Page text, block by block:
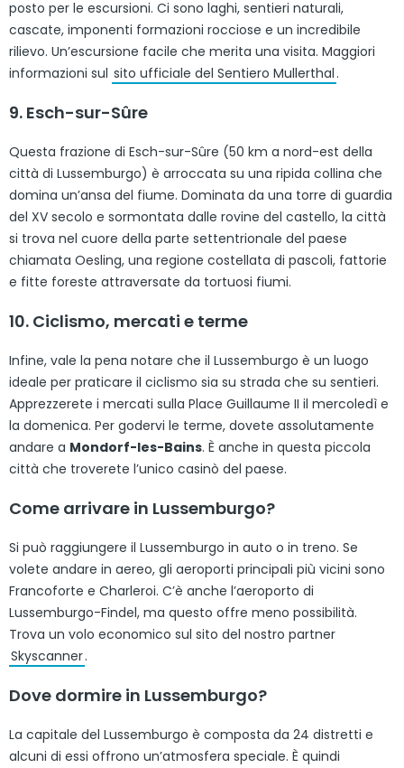
posto per le escursioni. Ci sono laghi, sentieri naturali,
cascate, imponenti formazioni rocciose e un incredibile
rilievo. Un’escursione facile che merita una visita. Maggiori
informazioni sul sito ufficiale del Sentiero Mullerthal .
9. Esch-sur-Sûre
Questa frazione di Esch-sur-Sûre (50 km a nord-est della
città di Lussemburgo) è arroccata su una ripida collina che
domina un’ansa del fiume. Dominata da una torre di guardia
del XV secolo e sormontata dalle rovine del castello, la città
si trova nel cuore della parte settentrionale del paese
chiamata Oesling, una regione costellata di pascoli, fattorie
e fitte foreste attraversate da tortuosi fiumi.
10. Ciclismo, mercati e terme
Infine, vale la pena notare che il Lussemburgo è un luogo
ideale per praticare il ciclismo sia su strada che su sentieri.
Apprezzerete i mercati sulla Place Guillaume II il mercoledì e
la domenica. Per godervi le terme, dovete assolutamente
andare a Mondorf-les-Bains. È anche in questa piccola
città che troverete l’unico casinò del paese.
Come arrivare in Lussemburgo?
Si può raggiungere il Lussemburgo in auto o in treno. Se
volete andare in aereo, gli aeroporti principali più vicini sono
Francoforte e Charleroi. C’è anche l’aeroporto di
Lussemburgo-Findel, ma questo offre meno possibilità.
Trova un volo economico sul sito del nostro partner
Skyscanner.
Dove dormire in Lussemburgo?
La capitale del Lussemburgo è composta da 24 distretti e
alcuni di essi offrono un’atmosfera speciale. È quindi